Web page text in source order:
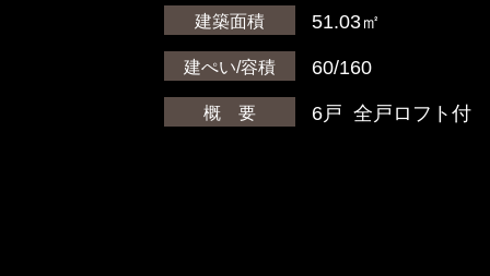
建築面積 51.03㎡
建ぺい/容積 60/160
概 要 6戸 全戸ロフト付